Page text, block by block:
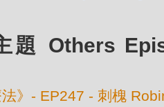
題 Others
法》- EP247 - 刺槐